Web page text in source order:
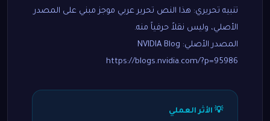
تنبيه تحريري: هذا النص تحرير عربي موجز مبني على المصدر
الأصلي، وليس نقلاً حرفياً منه.
المصدر الأصلي: NVIDIA Blog
https://blogs.nvidia.com/?p=95986
💡 الأثر العملي